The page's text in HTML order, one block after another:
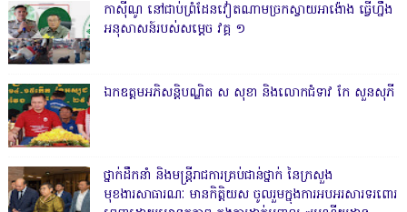
កាសុីណូ នៅជាប់ព្រំដែនវៀតណាមច្រកស្វាយអាង៉ោង ធ្វើហ្នឹង
អនុសាសន៍របស់សម្ដេច វគ្គ ១
ឯកឧត្តមអភិសន្តិបណ្ឌិត ស សុខា និងលោកជំទាវ កែ សួនសុភី
ថ្នាក់ដឹកនាំ និងមន្ត្រីរាជការគ្រប់ជាន់ថ្នាក់ នៃក្រសួង
មុខងារសាធារណៈ មានកិត្តិយស ចូលរួមក្នុងការអបអរសារទរពោរ